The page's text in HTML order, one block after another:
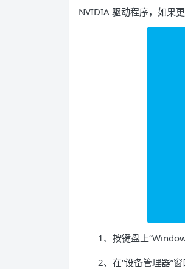
NVIDIA 驱动程序，如果
1、按键盘上
2、在“设备管理器”